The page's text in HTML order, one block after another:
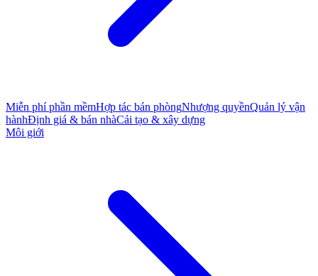
Miễn phí phần mềmHợp tác bán phòngNhượng quyềnQuản lý vận
hànhĐịnh giá & bán nhàCải tạo & xây dựng
Môi giới